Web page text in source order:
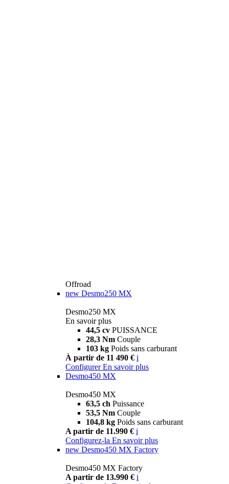
Offroad
new Desmo250 MX
Desmo250 MX
En savoir plus
44,5 cv PUISSANCE
28,3 Nm Couple
103 kg Poids sans carburant
À partir de 11 490 € i
Configurer En savoir plus
Desmo450 MX
Desmo450 MX
63,5 ch Puissance
53,5 Nm Couple
104,8 kg Poids sans carburant
A partir de 11.990 € i
Configurez-la En savoir plus
new Desmo450 MX Factory
Desmo450 MX Factory
A partir de 13.990 € i